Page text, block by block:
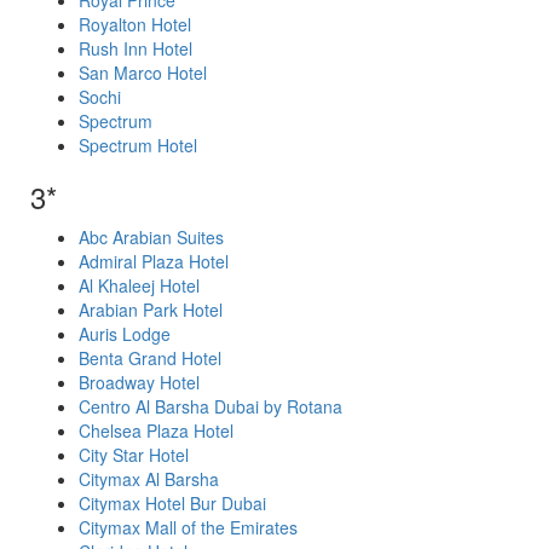
Royalton Hotel
Rush Inn Hotel
San Marco Hotel
Sochi
Spectrum
Spectrum Hotel
3*
Abc Arabian Suites
Admiral Plaza Hotel
Al Khaleej Hotel
Arabian Park Hotel
Auris Lodge
Benta Grand Hotel
Broadway Hotel
Centro Al Barsha Dubai by Rotana
Chelsea Plaza Hotel
City Star Hotel
Citymax Al Barsha
Citymax Hotel Bur Dubai
Citymax Mall of the Emirates